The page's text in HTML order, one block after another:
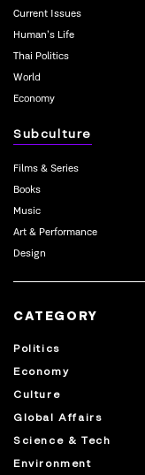
Current Issues
Human’s Life
Thai Politics
World
Economy
Subculture
Films & Series
Books
Music
Art & Performance
Design
CATEGORY
Politics
Economy
Culture
Global Affairs
Science & Tech
Environment